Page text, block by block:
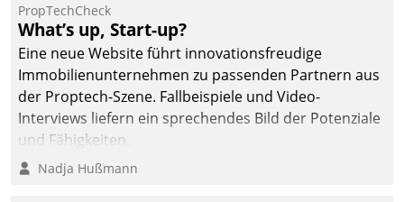
PropTechCheck
What’s up, Start-up?
Eine neue Website führt innovationsfreudige
Immobilienunternehmen zu passenden Partnern aus
der Proptech-Szene. Fallbeispiele und Video-
Interviews liefern ein sprechendes Bild der Potenziale
und Fähigkeiten.
Nadja Hußmann